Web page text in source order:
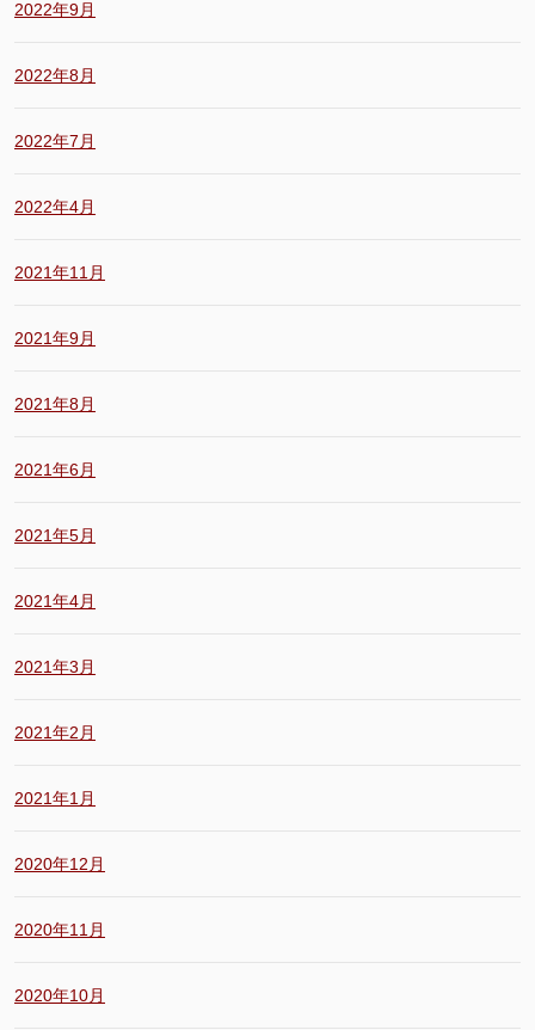
2022年9月
2022年8月
2022年7月
2022年4月
2021年11月
2021年9月
2021年8月
2021年6月
2021年5月
2021年4月
2021年3月
2021年2月
2021年1月
2020年12月
2020年11月
2020年10月